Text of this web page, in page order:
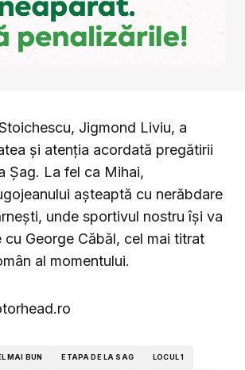
Jigmond Liviu, a
și atenţia acordată pregătirii
Şag. La fel ca Mihai,
aşteaptă cu nerăbdare
unde sportivul nostru îşi va
cu George Căbăl, cel mai titrat
al momentului.
MAI BUN ETAPA DE LA SAG LOCUL 1